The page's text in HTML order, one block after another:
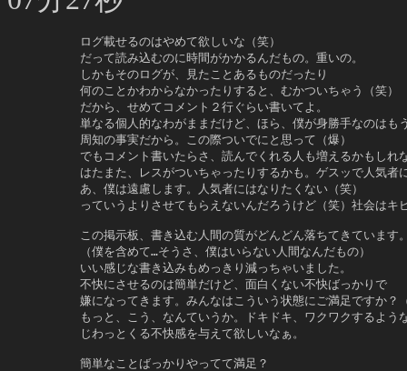
     ログ載せるのはやめて欲しいな（笑）
     だって読み込むのに時間がかかるんだもの。重いの。
     しかもそのログが、見たことあるものだったり
     何のことかわからなかったりすると、むかついちゃう（笑）
     だから、せめてコメント２行ぐらい書いてよ。
単なる個人的なわがままだけど、ほら、僕が身勝手なのはも
     周知の事実だから。この際ついでにと思って（爆）
でもコメント書いたらさ、読んでくれる人も増えるかもしれ
はたまた、レスがついちゃったりするかも。ゲスッで人気者
     あ、僕は遠慮します。人気者にはなりたくない（笑）
っていうよりさせてもらえないんだろうけど（笑）社会はキ
この掲示板、書き込む人間の質がどんどん落ちてきています
     （僕を含めて…そうさ、僕はいらない人間なんだもの）
     いい感じな書き込みもめっきり減っちゃいました。
     不快にさせるのは簡単だけど、面白くない不快ばっかりで
嫌になってきます。みんなはこういう状態にご満足ですか？
もっと、こう、なんていうか。ドキドキ、ワクワクするよう
     じわっとくる不快感を与えて欲しいなぁ。
     簡単なことばっかりやってて満足？